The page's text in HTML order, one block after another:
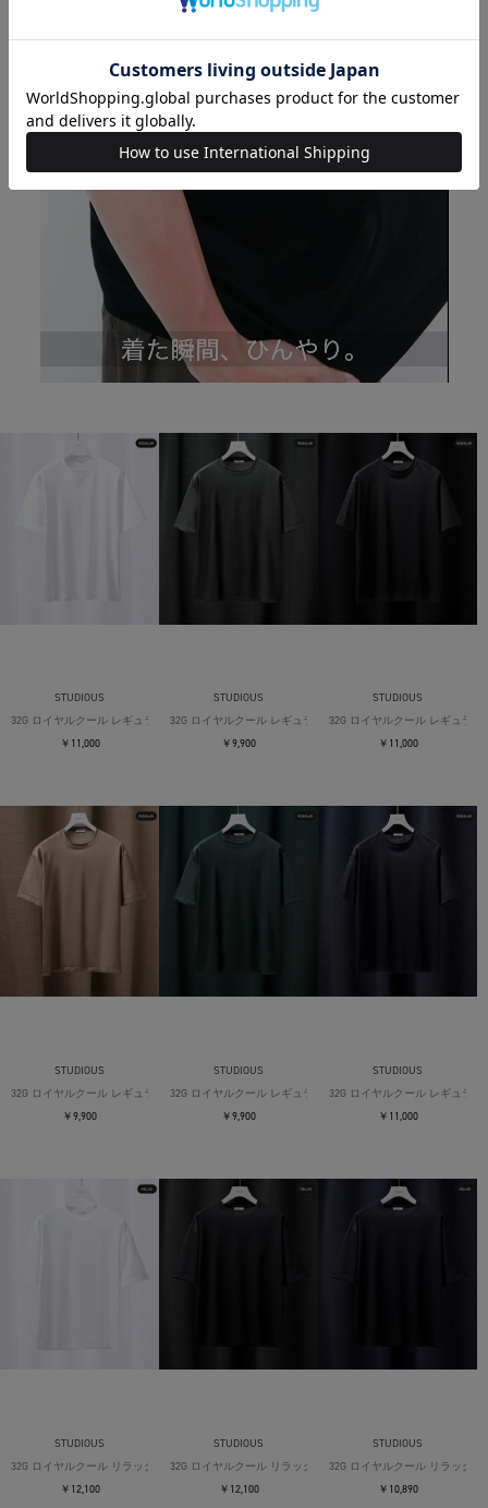
STUDIOUS
32G ロイヤルクール レギュラーTシャツ
￥11,000
STUDIOUS
32G ロイヤルクール レギュラーTシャツ
￥9,900
STUDIOUS
32G ロイヤルクール レギュラー
￥11,000
STUDIOUS
32G ロイヤルクール レギュラーTシャツ
￥9,900
STUDIOUS
32G ロイヤルクール レギュラーTシャツ
￥9,900
STUDIOUS
32G ロイヤルクール レギュラー
￥11,000
STUDIOUS
32G ロイヤルクール リラックスTシャツ
￥12,100
STUDIOUS
32G ロイヤルクール リラックスTシャツ
￥12,100
STUDIOUS
32G ロイヤルクール リラックス
￥10,890